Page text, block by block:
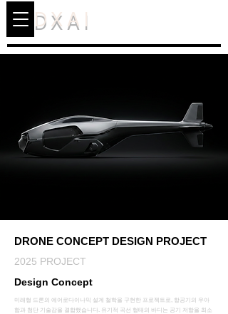
DXAI
DRONE CONCEPT DESIGN PROJECT
2025 PROJECT
Design Concept
미래형 드론의 에어로다이나믹 설계 철학을 구현한 프로젝트로, 항공기의 우아
함과 첨단 기술감을 결합했습니다. 유기적 곡선 형태의 바디는 공기 저항을 최소